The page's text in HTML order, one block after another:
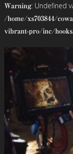
ゲ
ー
シ
ョ
ン
Warning: Undefined
/home/xs703844/
vibrant-pro/inc/